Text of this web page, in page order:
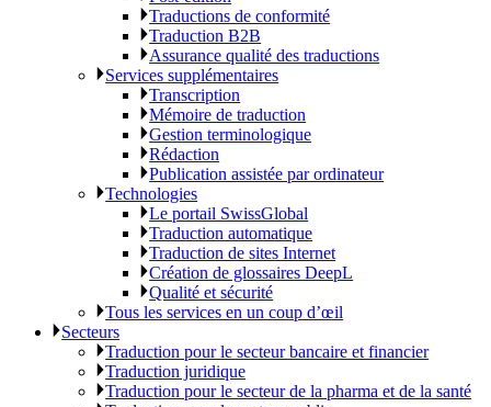
Traductions de conformité
Traduction B2B
Assurance qualité des traductions
Services supplémentaires
Transcription
Mémoire de traduction
Gestion terminologique
Rédaction
Publication assistée par ordinateur
Technologies
Le portail SwissGlobal
Traduction automatique
Traduction de sites Internet
Création de glossaires DeepL
Qualité et sécurité
Tous les services en un coup d’œil
Secteurs
Traduction pour le secteur bancaire et financier
Traduction juridique
Traduction pour le secteur de la pharma et de la santé